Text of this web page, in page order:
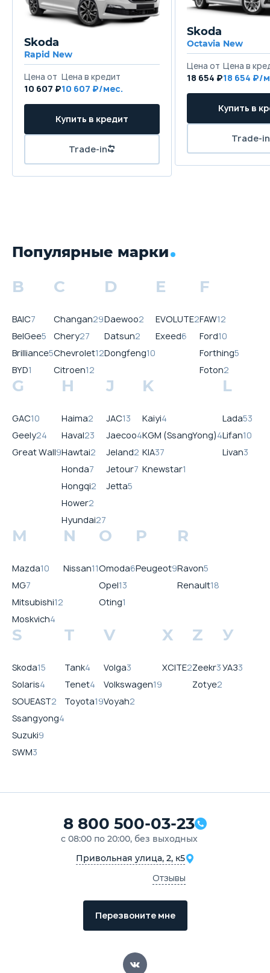
Skoda
Rapid New
Цена от
10 607 ₽
Цена в кредит
10 607 ₽/мес.
Купить в кредит
Trade-in
Skoda
Octavia New
Цена от
18 654 ₽
Цена в
18 654 ₽/
Купить в
Trade-in
Популярные марки
B
BAIC7
BelGee5
Brilliance5
BYD1
C
Changan29
Chery27
Chevrolet12
Citroen12
D
Daewoo2
Datsun2
Dongfeng10
E
EVOLUTE2
Exeed6
F
FAW12
Ford10
Forthing5
Foton2
G
GAC10
Geely24
Great Wall9
H
Haima2
Haval23
Hawtai2
Honda7
Hongqi2
Hower2
Hyundai27
J
JAC13
Jaecoo4
Jeland2
Jetour7
Jetta5
K
Kaiyi4
KGM (SsangYong)4
KIA37
Knewstar1
L
Lada53
Lifan10
Livan3
M
Mazda10
MG7
Mitsubishi12
Moskvich4
N
Nissan11
O
Omoda6
Opel13
Oting1
P
Peugeot9
R
Ravon5
Renault18
S
Skoda15
Solaris4
SOUEAST2
Ssangyong4
Suzuki9
SWM3
T
Tank4
Tenet4
Toyota19
V
Volga3
Volkswagen19
Voyah2
X
XCITE2
Z
Zeekr3
Zotye2
У
УАЗ3
8 800 500-03-23
с 08:00 по 20:00, без выходных
Привольная улица, 2, к5
Отзывы
Перезвоните мне